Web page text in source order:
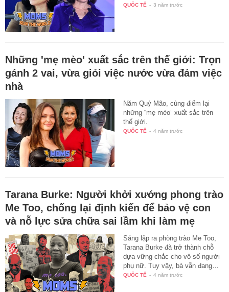
QUỐC TẾ - 3 năm trước
Những 'mẹ mèo' xuất sắc trên thế giới: Trọn
gánh 2 vai, vừa giỏi việc nước vừa đảm việc
nhà
Năm Quý Mão, cùng điểm lại
những “mẹ mèo” xuất sắc trên
thế giới.
QUỐC TẾ - 4 năm trước
Tarana Burke: Người khởi xướng phong trào
Me Too, chống lại định kiến để bảo vệ con
và nỗ lực sửa chữa sai lầm khi làm mẹ
Sáng lập ra phòng trào Me Too,
Tarana Burke đã trở thành chỗ
dựa vững chắc cho vô số người
phụ nữ. Tuy vậy, bà vẫn đang…
QUỐC TẾ - 4 năm trước